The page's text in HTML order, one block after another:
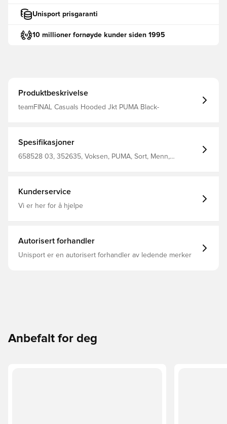
Unisport prisgaranti
10 millioner fornøyde kunder siden 1995
Produktbeskrivelse
teamFINAL Casuals Hooded Jkt PUMA Black-
Spesifikasjoner
658528 03, 352635, Voksen, PUMA, Sort, Menn,
Kunderservice
Vi er her for å hjelpe
Autorisert forhandler
Unisport er en autorisert forhandler av ledende merker
Anbefalt for deg